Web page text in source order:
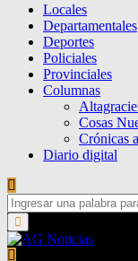
Locales
Departamentales
Deportes
Policiales
Provinciales
Columnas
Cosas
Crónicas
Diario digital
Search
for:Primary
Menu